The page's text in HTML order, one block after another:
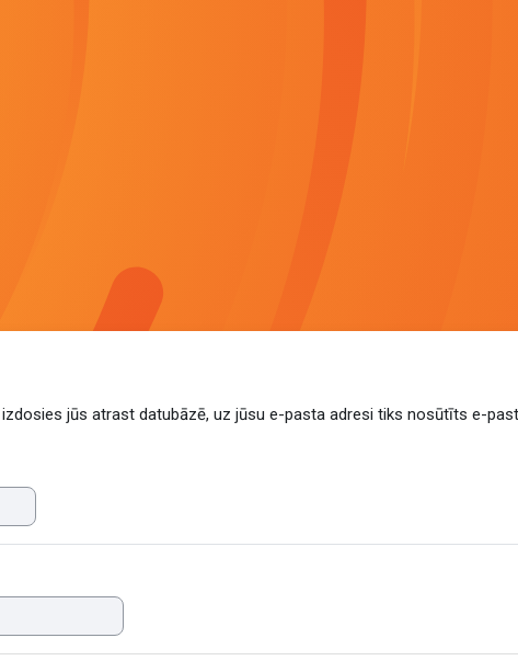
jūs atrast datubāzē, uz jūsu e-pasta adresi tiks nosūtīts e-